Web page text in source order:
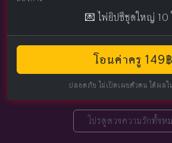
💌 ไพ่ยิปซีชุดใหญ่ 10
โอนค่าครู 149฿
ปลอดภัย ไม่เปิดเผยตัวตน ได้ผลใ
โปรดูดวงความรักทั้งห